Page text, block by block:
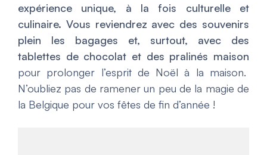
expérience unique, à la fois culturelle et
culinaire. Vous reviendrez avec des souvenirs
plein les bagages et, surtout, avec des
tablettes de chocolat et des pralinés maison
pour prolonger l’esprit de Noël à la maison.
N’oubliez pas de ramener un peu de la magie de
la Belgique pour vos fêtes de fin d’année !